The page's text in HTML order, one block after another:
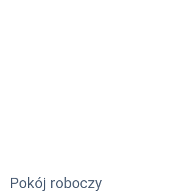
Pokój roboczy